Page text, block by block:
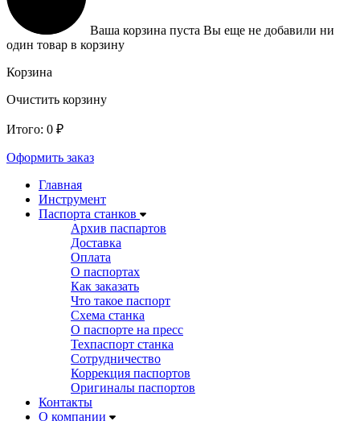
Ваша корзина пуста Вы еще не добавили ни
один товар в корзину
Корзина
Очистить корзину
Итого: 0 ₽
Оформить заказ
Главная
Инструмент
Паспорта станков
Архив паспартов
Доставка
Оплата
О паспортах
Как заказать
Что такое паспорт
Схема станка
О паспорте на пресс
Техпаспорт станка
Сотрудничество
Коррекция паспортов
Оригиналы паспортов
Контакты
О компании